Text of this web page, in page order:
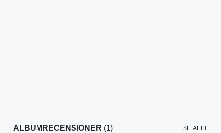
ALBUMRECENSIONER (1) SE ALLT